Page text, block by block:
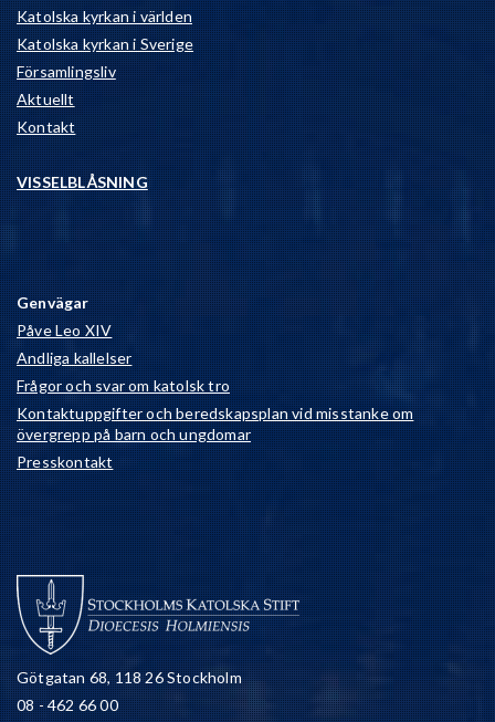
Katolska kyrkan i världen
Katolska kyrkan i Sverige
Församlingsliv
Aktuellt
Kontakt
VISSELBLÅSNING
Genvägar
Påve Leo XIV
Andliga kallelser
Frågor och svar om katolsk tro
Kontaktuppgifter och beredskapsplan vid misstanke om
övergrepp på barn och ungdomar
Presskontakt
Götgatan 68, 118 26 Stockholm
08 - 462 66 00